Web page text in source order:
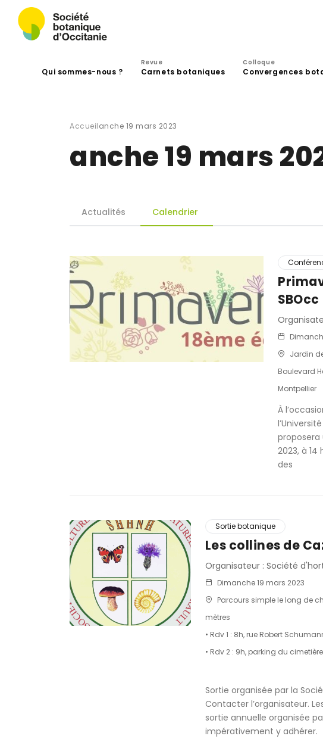
Qui sommes-nous ?
Revue
Carnets botaniques
Colloque
Convergences
Accueilanche 19 mars 2023
anche 19 mars
Actualités Calendrier
SBOcc
Jardin
Boulevard
Montpellier
À
proposera
2023, à
des
Sortie botanique
Les collines de
Organisateur : Société
Dimanche 19 mars 2023
Parcours simple le long de
mètres
• Rdv 1 : 8h, rue Robert
• Rdv 2 : 9h, parking du
Sortie organisée par la
Contacter l’organisateur.
sortie annuelle organisée
impérativement y adhérer.